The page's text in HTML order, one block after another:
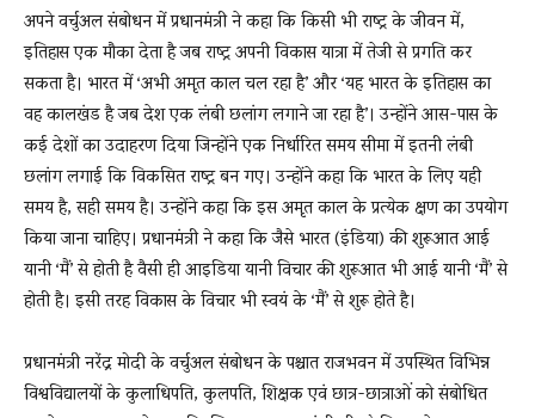
अपने वर्चुअल संबोधन में प्रधानमंत्री ने कहा कि किसी भी राष्ट्र के जीवन में,
इतिहास एक मौका देता है जब राष्ट्र अपनी विकास यात्रा में तेजी से प्रगति कर
सकता है। भारत में ‘अभी अमृत काल चल रहा है’ और ‘यह भारत के इतिहास का
वह कालखंड है जब देश एक लंबी छलांग लगाने जा रहा है’। उन्होंने आस-पास के
कई देशों का उदाहरण दिया जिन्होंने एक निर्धारित समय सीमा में इतनी लंबी
छलांग लगाई कि विकसित राष्ट्र बन गए। उन्होंने कहा कि भारत के लिए यही
समय है, सही समय है। उन्होंने कहा कि इस अमृत काल के प्रत्येक क्षण का उपयोग
किया जाना चाहिए। प्रधानमंत्री ने कहा कि जैसे भारत (इंडिया) की शुरूआत आई
यानी ‘मैं’ से होती है वैसी ही आइडिया यानी विचार की शुरूआत भी आई यानी ‘मैं’ से
होती है। इसी तरह विकास के विचार भी स्वयं के ‘मैं’ से शुरू होते है।
प्रधानमंत्री नरेंद्र मोदी के वर्चुअल संबोधन के पश्चात राजभवन में उपस्थित विभिन्न
विश्वविद्यालयों के कुलाधिपति, कुलपति, शिक्षक एवं छात्र-छात्राओं को संबोधित